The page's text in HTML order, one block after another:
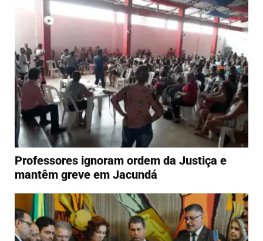
Professores ignoram ordem da Justiça e
mantêm greve em Jacundá